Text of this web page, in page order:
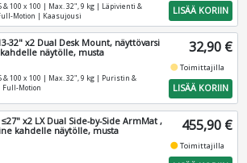
& 100 x 100 | Max. 32", 9 kg | Läpivienti &
Motion | Kaasujousi
LISÄÄ KORIIN
32" x2 Dual Desk Mount, näyttövarsi
näytölle, musta
& 100 x 100 | Max. 32", 9 kg | Puristin &
Motion
32,90 €
fiber_manual_recordToimittajilla
LISÄÄ KORIIN
≤27" x2 LX Dual Side-by-Side ArmMat ,
kahdelle näytölle, musta
455,90 €
fiber_manual_recordToimittajilla